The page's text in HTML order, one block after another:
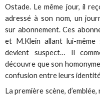
Ostade. Le même jour, il
adressé à son nom, un
sur abonnement. Ces
et M.Klein allant lui-
devient suspect… Il
découvre que son
confusion entre leurs
La première scène,